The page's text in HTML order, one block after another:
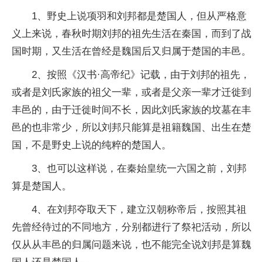
1、野史上说项羽和刘邦都是楚国人，但从严格意
义上来说，春秋时期刘邦的祖先生活在秦国，而到了战
国时期，又生活在曾经是魏国后又归属于楚国的丰邑。
2、按照《汉书·高帝纪》记载，由于刘邦的祖先，
或者是刘氏家族的祖父一辈，或者是父亲一辈才迁徙到
丰邑的，由于迁徙时间不长，因此刘氏家族的坟墓在丰
邑的也非常少，所以刘邦只能算是祖籍魏国、出生在楚
国，不是野史上说的纯粹的楚国人。
3、也可以这样说，在秦始皇统一六国之前，刘邦
算是楚国人。
4、在刘邦夺取天下，建立汉朝称帝后，按照其祖
先曾经待过的不同地方，分别都进行了祭祀活动，所以
仅从从丰邑的归属问题来说，也不能完全说刘邦是算魏